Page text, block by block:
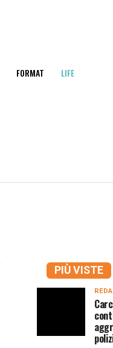
FORMAT LIFE
PIÙ VISTE